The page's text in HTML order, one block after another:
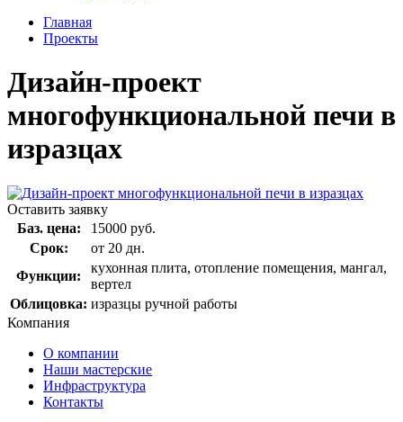
Главная
Проекты
Дизайн-проект
многофункциональной печи в
изразцах
Оставить заявку
Баз. цена:
15000 руб.
Срок:
от 20 дн.
Функции:
кухонная плита, отопление помещения, мангал,
вертел
Облицовка: изразцы ручной работы
Компания
О компании
Наши мастерские
Инфраструктура
Контакты